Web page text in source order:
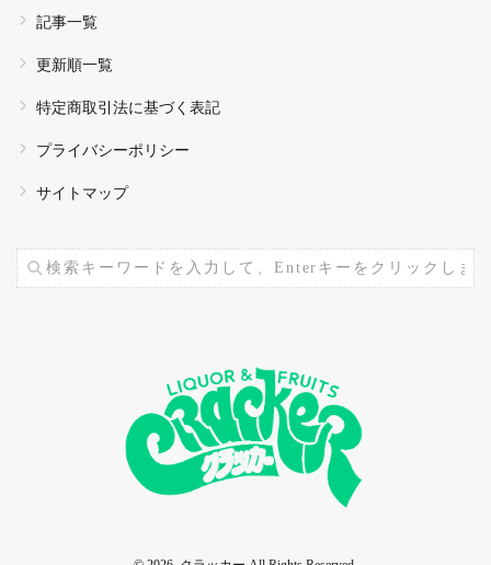
記事一覧
更新順一覧
特定商取引法に基づく表記
プライバシーポリシー
サイトマップ